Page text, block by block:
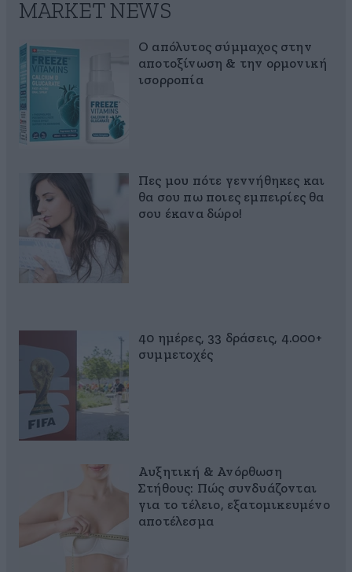
MARKET NEWS
Ο απόλυτος σύμμαχος στην
αποτοξίνωση & την ορμονική
ισορροπία
Πες μου πότε γεννήθηκες και
θα σου πω ποιες εμπειρίες θα
σου έκανα δώρο!
40 ημέρες, 33 δράσεις, 4.000+
συμμετοχές
Αυξητική & Ανόρθωση
Στήθους: Πώς συνδυάζονται
για το τέλειο, εξατομικευμένο
αποτέλεσμα